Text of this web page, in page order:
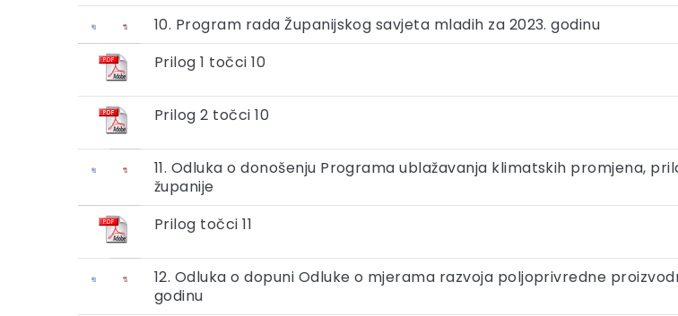
10. Program rada Županijskog savjeta mladih za 2023. godinu
Prilog 1 točci 10
Prilog 2 točci 10
11. Odluka o donošenju Programa ublažavanja klimatskih promjena,
županije
Prilog točci 11
12. Odluka o dopuni Odluke o mjerama razvoja poljoprivredne
godinu